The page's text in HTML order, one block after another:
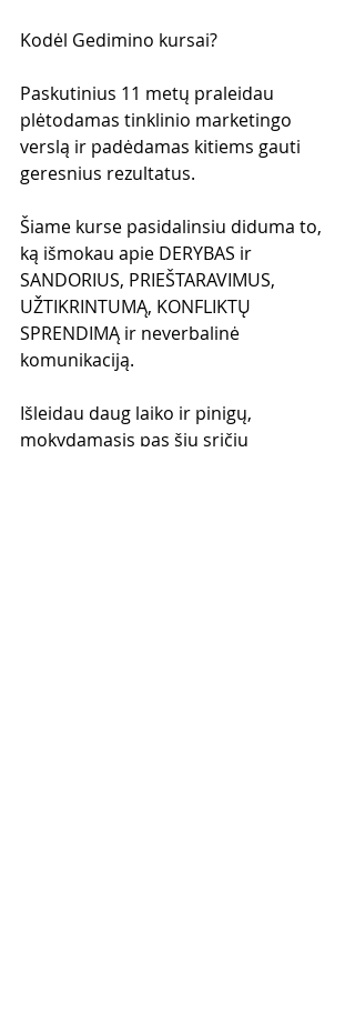
Kodėl Gedimino kursai?
Paskutinius 11 metų praleidau
plėtodamas tinklinio marketingo
verslą ir padėdamas kitiems gauti
geresnius rezultatus.
Šiame kurse pasidalinsiu diduma to,
ką išmokau apie DERYBAS ir
SANDORIUS, PRIEŠTARAVIMUS,
UŽTIKRINTUMĄ, KONFLIKTŲ
SPRENDIMĄ ir neverbalinė
komunikaciją.
Išleidau daug laiko ir pinigų,
mokydamasis pas šių sričių